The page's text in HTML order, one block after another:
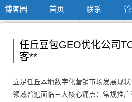
博客园 首页 联系
任丘豆包GEO优化公司
客**
立足任丘本地数字化营销市场发展现
领域普遍面临三大核心痛点：常规推